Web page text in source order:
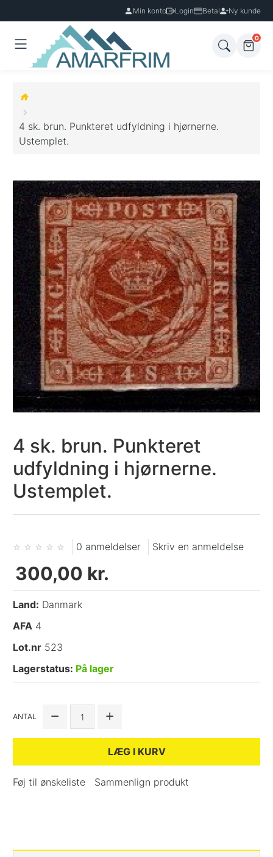
Min konto Login Betal Ny kunde
0
4 sk. brun. Punkteret udfyldning i hjørnerne.
Ustemplet.
4 sk. brun. Punkteret
udfyldning i hjørnerne.
Ustemplet.
0 anmeldelser Skriv en anmeldelse
300,00 kr.
Land: Danmark
AFA 4
Lot.nr 523
Lagerstatus: På lager
ANTAL
LÆG I KURV
Føj til ønskeliste Sammenlign produkt